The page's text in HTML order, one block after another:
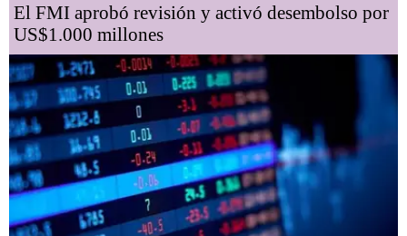
El FMI aprobó revisión y activó desembolso por
US$1.000 millones